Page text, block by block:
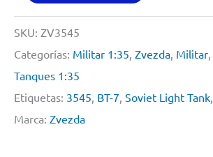
Tank
Bt-
7
By
Zvezda
SKU: ZV3545
Categorías: Militar 1:35, Zvezda, Militar,
Tanques 1:35
Etiquetas: 3545, BT-7, Soviet Light Tank,
Marca: Zvezda